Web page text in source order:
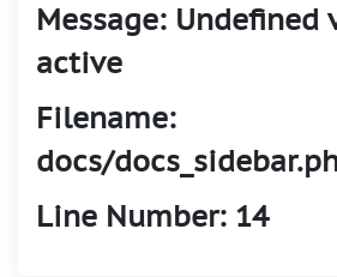
Message: Undefined
active
Filename:
docs/
Line Number: 14